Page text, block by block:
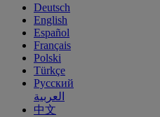
Deutsch
English
Español
Français
Polski
Türkçe
Русский
العربية
中文